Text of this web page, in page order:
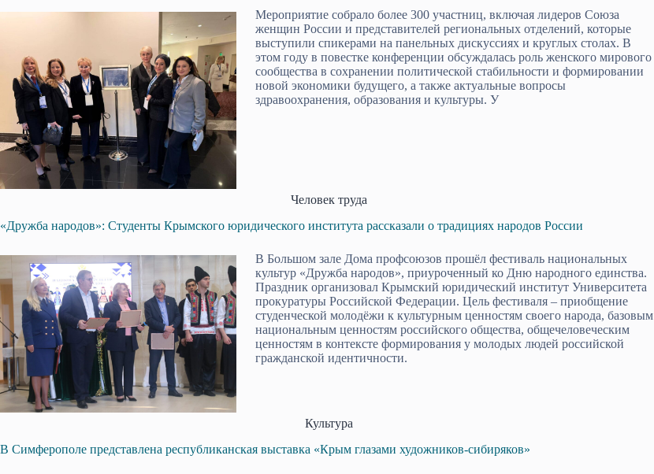
Мероприятие собрало более 300 участниц, включая лидеров Союза
женщин России и представителей региональных отделений, которые
выступили спикерами на панельных дискуссиях и круглых столах. В
этом году в повестке конференции обсуждалась роль женского мирового
сообщества в сохранении политической стабильности и формировании
новой экономики будущего, а также актуальные вопросы
здравоохранения, образования и культуры. У
Человек труда
«Дружба народов»: Студенты Крымского юридического института рассказали о традициях народов России
В Большом зале Дома профсоюзов прошёл фестиваль национальных
культур «Дружба народов», приуроченный ко Дню народного единства.
Праздник организовал Крымский юридический институт Университета
прокуратуры Российской Федерации. Цель фестиваля – приобщение
студенческой молодёжи к культурным ценностям своего народа, базовым
национальным ценностям российского общества, общечеловеческим
ценностям в контексте формирования у молодых людей российской
гражданской идентичности.
Культура
В Симферополе представлена республиканская выставка «Крым глазами художников-сибиряков»